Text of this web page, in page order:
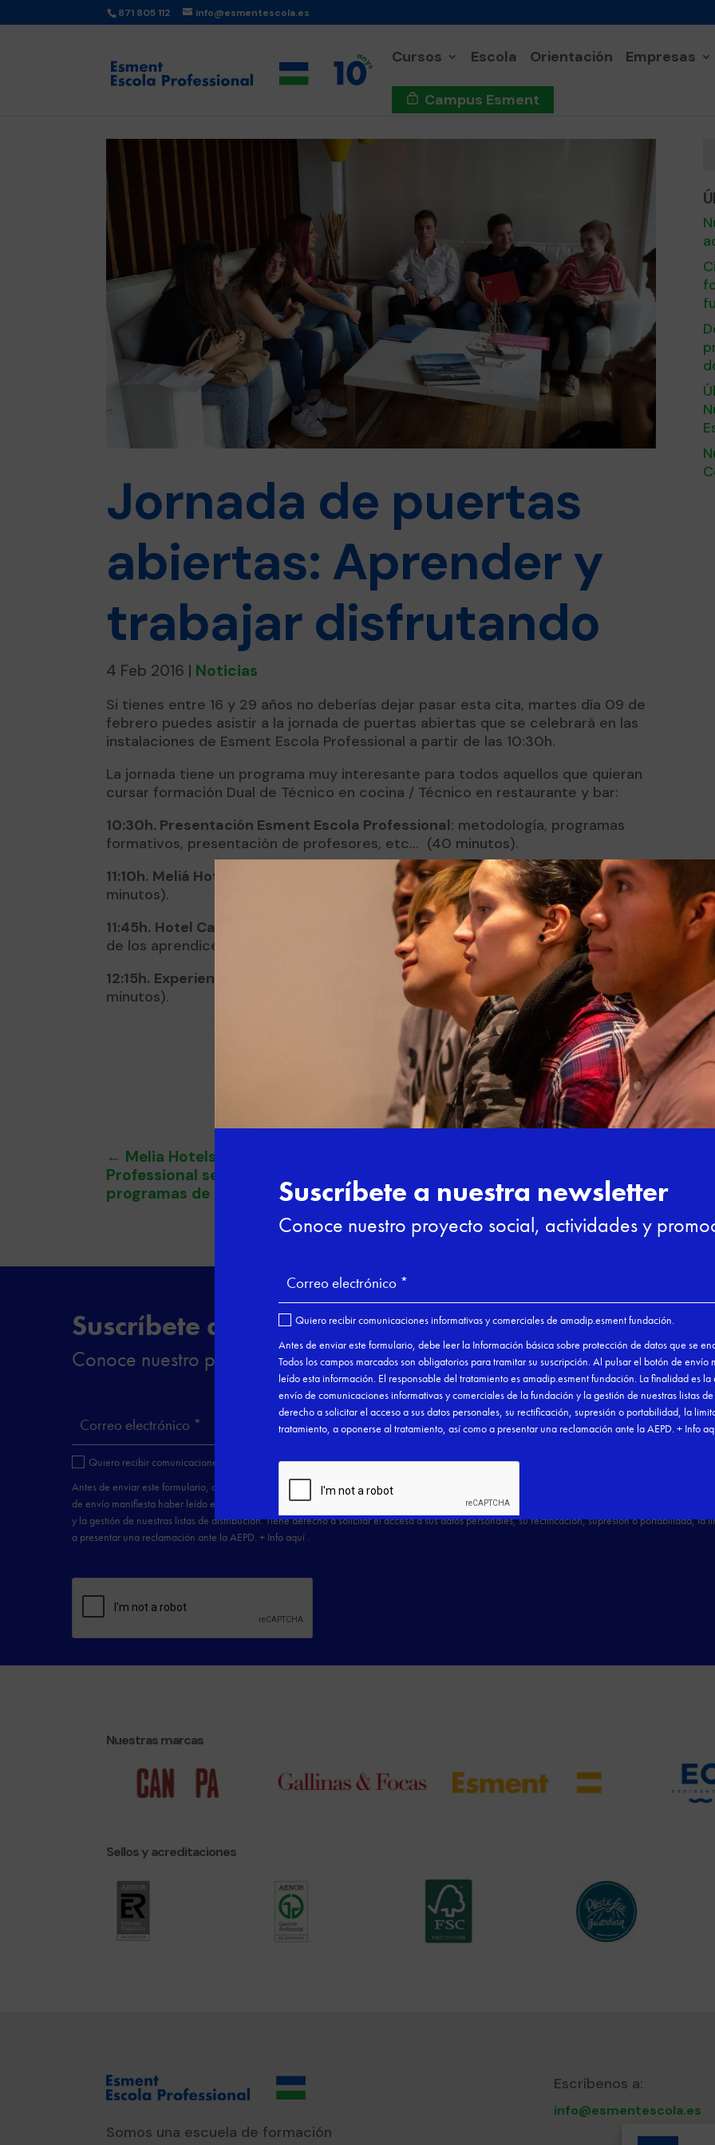
871 805 112 info@esmentescola.es
Cursos Escola Orientación Empresas
Campus Esment
Jornada de puertas
abiertas: Aprender y
trabajar disfrutando
4 Feb 2016 | Noticias
Si tienes entre 16 y 29 años no deberías dejar pasar esta cita, martes día 09 de
febrero puedes asistir a la jornada de puertas abiertas que se celebrará en las
instalaciones de Esment Escola Professional a partir de las 10:30h.
La jornada tiene un programa muy interesante para todos aquellos que quieran
cursar formación Dual de Técnico en cocina / Técnico en restaurante y bar:
10:30h. Presentación Esment Escola Professional: metodología, programas
formativos, presentación de profesores, etc… (40 minutos).
11:10h. Meliá Hotels International
: compromiso con la formación dual (30
minutos).
11:45h. Hotel Cap Rocat (Víctor García – jefe de cocina):evolución profesional
de los aprendices en formación dual (30 minutos).
12:15h. Experiencia de aprendices cursando programas de formación dual
(15
minutos).
← Melia Hotels International junto a Esment Escola
Professional selecciona a 20 jóvenes para
programas de Formación Dual
Nuestras marcas
Sellos y acreditaciones
Somos una escuela de formación
Escríbenos a:
info@esmentescola.es